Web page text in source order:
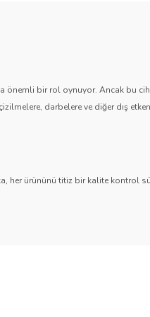
önemli bir rol oynuyor. Ancak bu
darbelere ve diğer dış
her ürününü titiz bir kalite kontrol
sistemlerinden dijital gösterge